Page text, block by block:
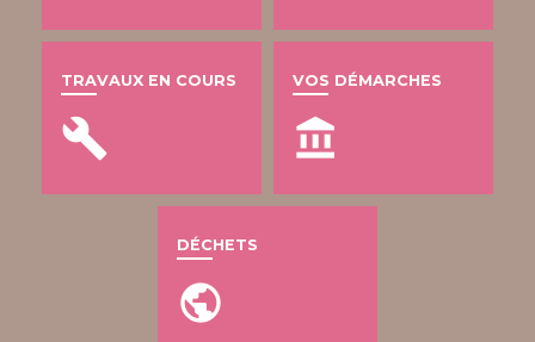
TRAVAUX EN COURS
build
VOS DÉMARCHES
account_balance
DÉCHETS
public